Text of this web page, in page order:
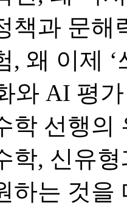
책과 문해
, 왜 이제
와 AI 평
학 선행의
학, 신유
하는 것을